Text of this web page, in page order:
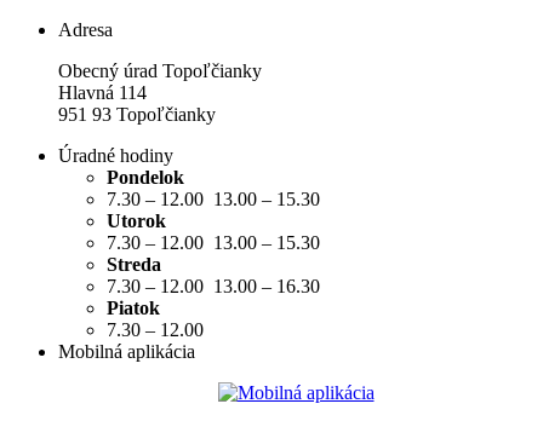
Adresa
Obecný úrad Topoľčianky
Hlavná 114
951 93 Topoľčianky
Úradné hodiny
Pondelok
7.30 – 12.00 13.00 – 15.30
Utorok
7.30 – 12.00 13.00 – 15.30
Streda
7.30 – 12.00 13.00 – 16.30
Piatok
7.30 – 12.00
Mobilná aplikácia